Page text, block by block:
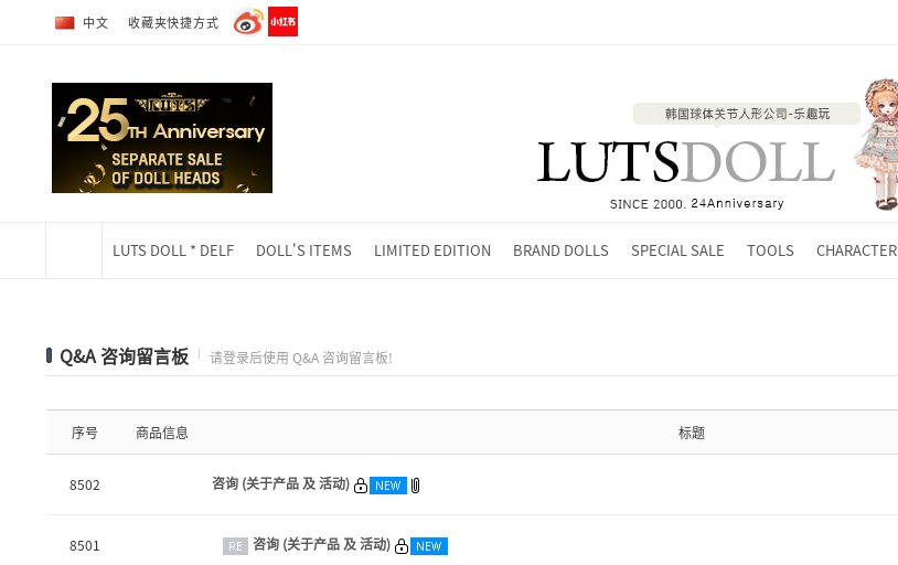
中文 收藏夹快捷方式
LUTS DOLL * DELF DOLL'S ITEMS LIMITED EDITION BRAND DOLLS SPECIAL SALE TOOLS CHARACTER
Q&A 咨询留言板 请登录后使用 Q&A 咨询留言板!
序号 商品信息 标题
8502 咨询 (关于产品 及 活动)
8501 咨询 (关于产品 及 活动)